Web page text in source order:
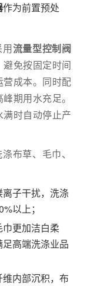
作为前置预处
流量型控制阀
免按固定时间
成本。同时配
期用水充足。
满时自动停止产
布草、毛巾、
子干扰，洗涤
以上；
更加洁白柔
高端洗涤业品
内部沉积，布